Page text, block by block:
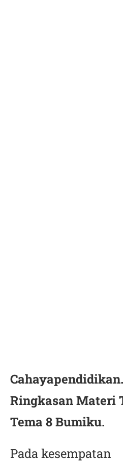
Ringkasan Materi
Tema 8 Bumiku.
Pada kesempatan